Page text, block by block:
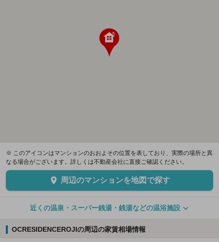
※ このアイコンはマンションのおおよその位置を表しており、実際の場所と異
なる場合がございます。詳しくは不動産会社に直接ご確認ください。
周辺のマンションを地図で探す
近くの温泉・スーパー銭湯・銭湯などの温浴施設
OCRESIDENCEROJIの周辺の家賃相場情報